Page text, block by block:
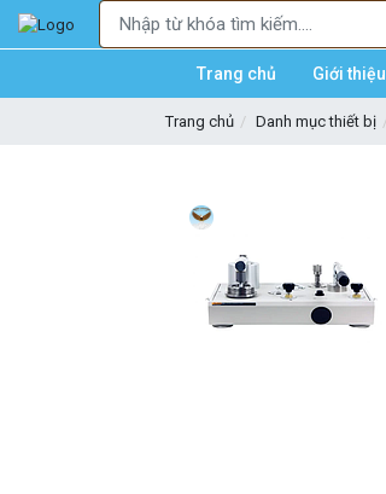
Trang chủ Giới thiệu
Trang chủ Danh mục thiết bị